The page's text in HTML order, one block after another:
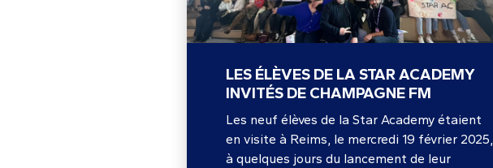
LES ÉLÈVES DE LA STAR ACADEMY
INVITÉS DE CHAMPAGNE FM
Les neuf élèves de la Star Academy étaient
en visite à Reims, le mercredi 19 février 2025,
à quelques jours du lancement de leur